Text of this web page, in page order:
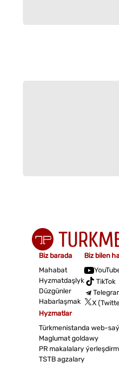
Biz barada
Mahabat
Hyzmatdaşlyk
Düzgünler
Habarlaşmak
Biz bilen
TikTok
X
Hyzmatlar
Türkmenistanda web-
Maglumat goldawy
PR makalalary
TSTB agzalary